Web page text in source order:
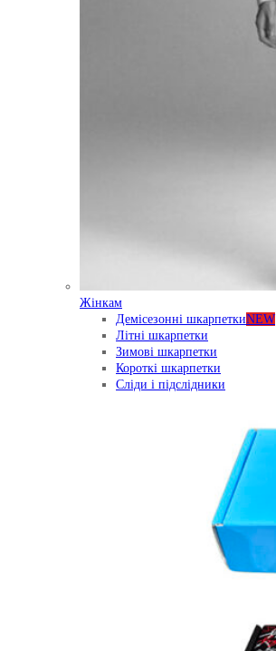
Жінкам
Демісезонні шкарпеткиNEW
Літні шкарпетки
Зимові шкарпетки
Короткі шкарпетки
Сліди і підслідники